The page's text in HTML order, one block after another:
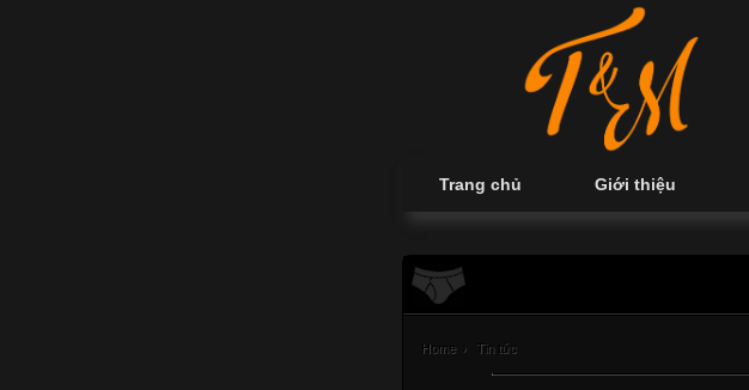
Trang chủ Giới thiệu
Home › Tin tức